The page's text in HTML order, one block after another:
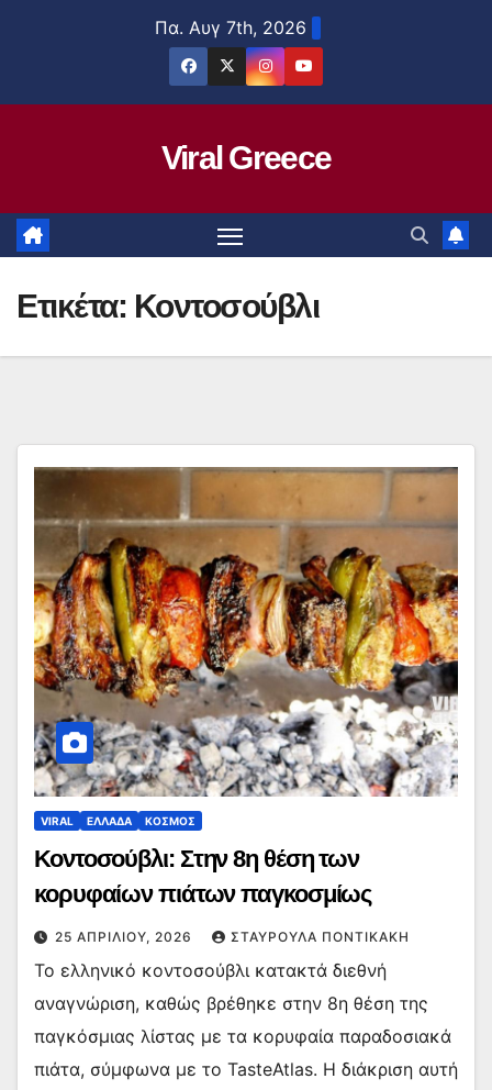
Πα. Αυγ 7th, 2026
Viral Greece
Ετικέτα: Κοντοσούβλι
VIRAL ΕΛΛΑΔΑ ΚΟΣΜΟΣ
Κοντοσούβλι: Στην 8η θέση των
κορυφαίων πιάτων παγκοσμίως
25 ΑΠΡΙΛΊΟΥ, 2026 ΣΤΑΥΡΟΎΛΑ ΠΟΝΤΙΚΆΚΗ
Το ελληνικό κοντοσούβλι κατακτά διεθνή
αναγνώριση, καθώς βρέθηκε στην 8η θέση της
παγκόσμιας λίστας με τα κορυφαία παραδοσιακά
πιάτα, σύμφωνα με το TasteAtlas. Η διάκριση αυτή